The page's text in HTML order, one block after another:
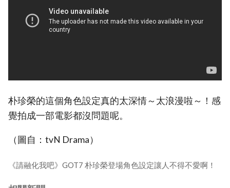
朴珍榮的這個角色設定真的太深情～太浪漫啦～！感
覺拍成一部電影都沒問題呢。
（圖自：tvN Drama）
《請融化我吧》GOT7 朴珍榮登場角色設定讓人不得不愛啊！